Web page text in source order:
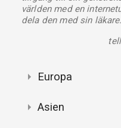
världen med en
dela den med sin
Europa
Asien